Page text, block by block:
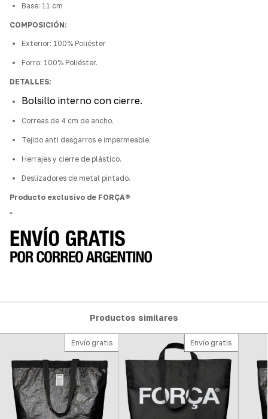
Base: 11 cm
COMPOSICIÓN:
Exterior: 100% Poliéster
Forro: 100% Poliéster.
DETALLES:
Bolsillo interno con cierre.
Correas de 4 cm de ancho.
Tejido anti desgarros e impermeable.
Herrajes y cierre de plástico.
Deslizadores de metal pintado.
Producto exclusivo de FORÇA®
*
Productos similares
Envío gratis Envío gratis